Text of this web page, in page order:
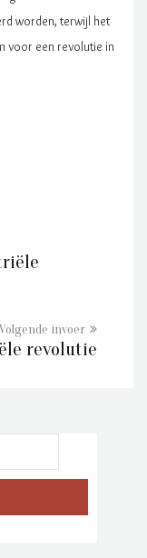
worden, terwijl het
voor een revolutie in
revolutie